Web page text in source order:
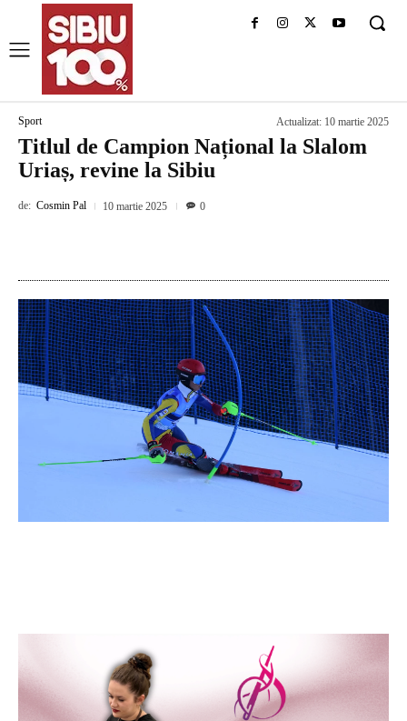
Sport Actualizat: 10 martie 2025
Titlul de Campion Național la Slalom
Uriaș, revine la Sibiu
de: Cosmin Pal 10 martie 2025 0